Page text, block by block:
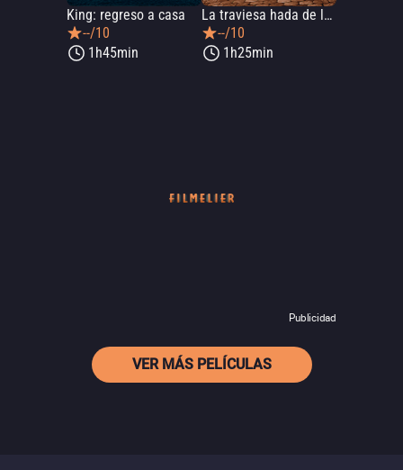
King: regreso a casa
--/10
1h45min
La traviesa hada de los dientes
--/10
1h25min
Publicidad
VER MÁS PELÍCULAS